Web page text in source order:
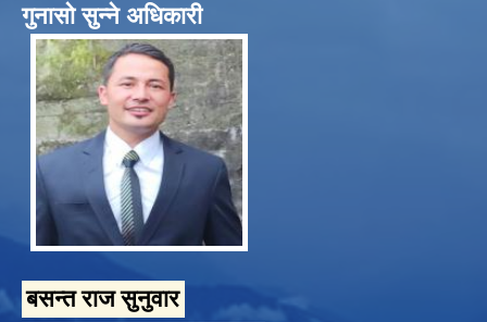
गुनासो सुन्ने अधिकारी
बसन्त राज सुनुवार